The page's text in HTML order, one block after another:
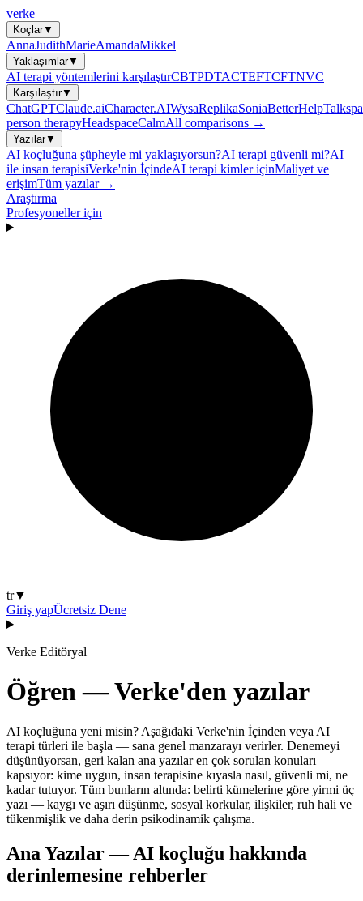
verke
Koçlar▼
AnnaJudithMarieAmandaMikkel
Yaklaşımlar▼
AI terapi yöntemlerini karşılaştırCBTPDTACTEFTCFTNVC
Karşılaştır▼
ChatGPTClaude.aiCharacter.AIWysaReplikaSoniaBetterHelp
person therapyHeadspaceCalmAll comparisons →
Yazılar▼
AI koçluğuna şüpheyle mi yaklaşıyorsun?AI terapi güvenli mi?AI
ile insan terapisiVerke'nin İçindeAI terapi kimler içinMaliyet ve
erişimTüm yazılar →
Araştırma
Profesyoneller için
tr▼
Giriş yapÜcretsiz Dene
Verke Editöryal
Öğren — Verke'den yazılar
AI koçluğuna yeni misin? Aşağıdaki Verke'nin İçinden veya AI
terapi türleri ile başla — sana genel manzarayı verirler. Denemeyi
düşünüyorsan, geri kalan ana yazılar en çok sorulan konuları
kapsıyor: kime uygun, insan terapisine kıyasla nasıl, güvenli mi, ne
kadar tutuyor. Tüm bunların altında: belirti kümelerine göre yirmi üç
yazı — kaygı ve aşırı düşünme, sosyal korkular, ilişkiler, ruh hali ve
tükenmişlik ve daha derin psikodinamik çalışma.
Ana Yazılar — AI koçluğu hakkında
derinlemesine rehberler